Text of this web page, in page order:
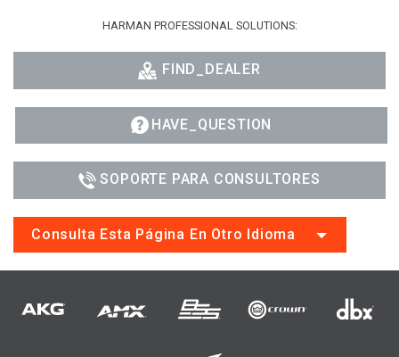
HARMAN PROFESSIONAL SOLUTIONS:
FIND_DEALER
HAVE_QUESTION
SOPORTE PARA CONSULTORES
Consulta Esta Página En Otro Idioma